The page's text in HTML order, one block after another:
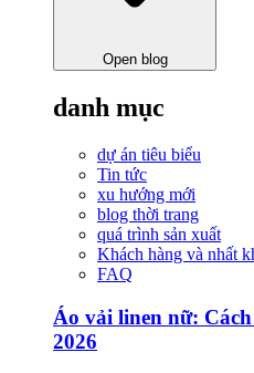
Open blog
danh mục
dự án tiêu biểu
Tin tức
xu hướng mới
blog thời trang
quá trình sản xuất
Khách hàng và nhất
FAQ
Áo vải linen nữ:
2026